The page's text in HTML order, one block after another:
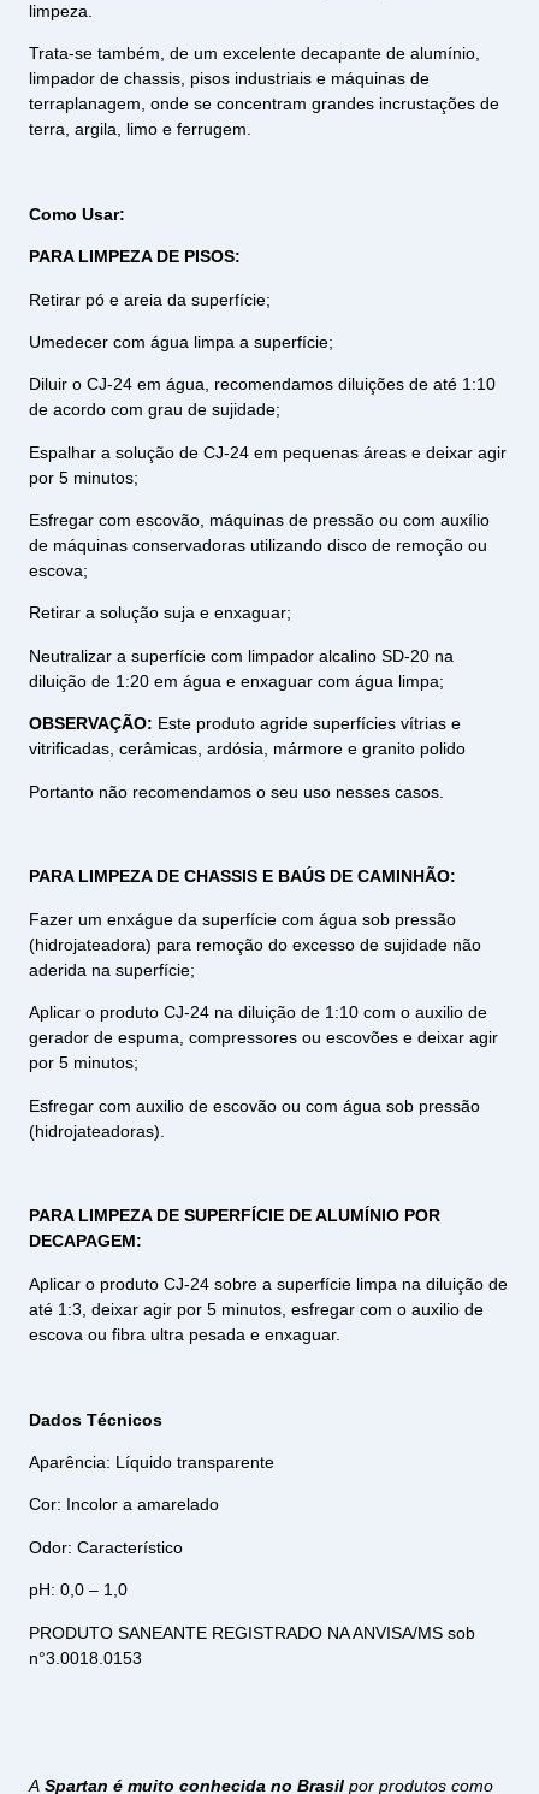
limpeza.
Trata-se também, de um excelente decapante de alumínio,
limpador de chassis, pisos industriais e máquinas de
terraplanagem, onde se concentram grandes incrustações de
terra, argila, limo e ferrugem.
Como Usar:
PARA LIMPEZA DE PISOS:
Retirar pó e areia da superfície;
Umedecer com água limpa a superfície;
Diluir o CJ-24 em água, recomendamos diluições de até 1:10
de acordo com grau de sujidade;
Espalhar a solução de CJ-24 em pequenas áreas e deixar agir
por 5 minutos;
Esfregar com escovão, máquinas de pressão ou com auxílio
de máquinas conservadoras utilizando disco de remoção ou
escova;
Retirar a solução suja e enxaguar;
Neutralizar a superfície com limpador alcalino SD-20 na
diluição de 1:20 em água e enxaguar com água limpa;
OBSERVAÇÃO: Este produto agride superfícies vítrias e
vitrificadas, cerâmicas, ardósia, mármore e granito polido
Portanto não recomendamos o seu uso nesses casos.
PARA LIMPEZA DE CHASSIS E BAÚS DE CAMINHÃO:
Fazer um enxágue da superfície com água sob pressão
(hidrojateadora) para remoção do excesso de sujidade não
aderida na superfície;
Aplicar o produto CJ-24 na diluição de 1:10 com o auxilio de
gerador de espuma, compressores ou escovões e deixar agir
por 5 minutos;
Esfregar com auxilio de escovão ou com água sob pressão
(hidrojateadoras).
PARA LIMPEZA DE SUPERFÍCIE DE ALUMÍNIO POR
DECAPAGEM:
Aplicar o produto CJ-24 sobre a superfície limpa na diluição de
até 1:3, deixar agir por 5 minutos, esfregar com o auxilio de
escova ou fibra ultra pesada e enxaguar.
Dados Técnicos
Aparência: Líquido transparente
Cor: Incolor a amarelado
Odor: Característico
pH: 0,0 – 1,0
PRODUTO SANEANTE REGISTRADO NA ANVISA/MS sob
n°3.0018.0153​
A Spartan é muito conhecida no Brasil por produtos como